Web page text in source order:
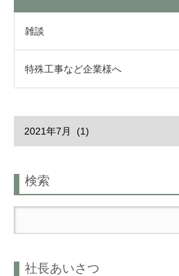
雑談
特殊工事など企業様へ
検索
社長あいさつ